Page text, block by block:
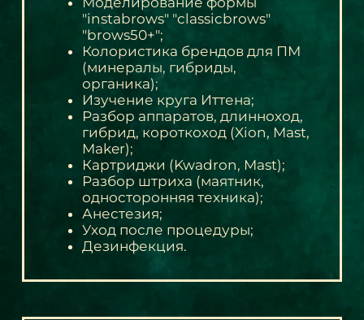
"instabrows" "classicbrows"
"brows50+";
Колористика брендов для ПМ
(минералы, гибриды,
органика);
Изучение круга Иттена;
Разбор аппаратов, длинноход,
гибрид, короткоход (Xion, Mast,
Maker);
Картриджи (Kwadron, Mast);
Разбор штриха (маятник,
односторонняя техника);
Анестезия;
Уход после процедуры;
Дезинфекция.